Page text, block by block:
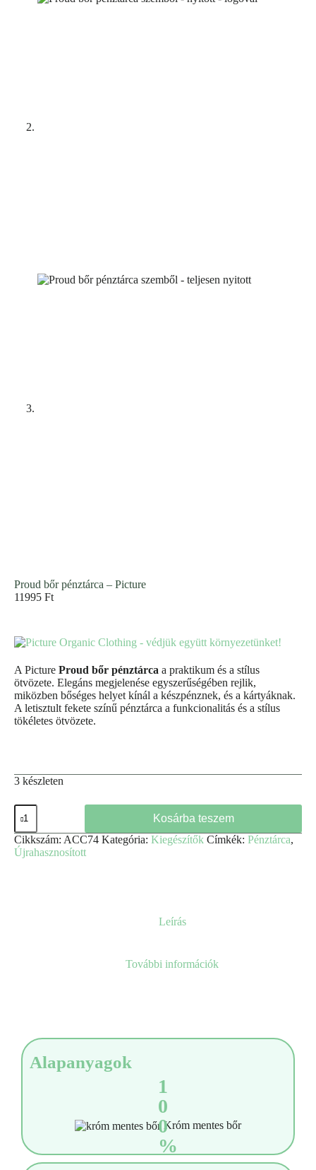
Proud bőr pénztárca – Picture
11995 Ft
A Picture Proud bőr pénztárca a praktikum és a stílus
ötvözete. Elegáns megjelenése egyszerűségében rejlik,
miközben bőséges helyet kínál a készpénznek, és a kártyáknak.
A letisztult fekete színű pénztárca a funkcionalitás és a stílus
tökéletes ötvözete.
3 készleten
Proud
bőr
pénztárca
-
Picture
Kosárba teszem
Cikkszám: ACC74 Kategória: Kiegészítők Címkék: Pénztárca,
Újrahasznosított
Leírás
További információk
Alapanyagok
1
0
0
%
Króm mentes bőr